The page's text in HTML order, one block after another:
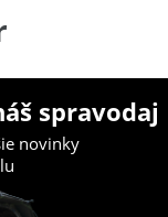
spravodaj
novinky